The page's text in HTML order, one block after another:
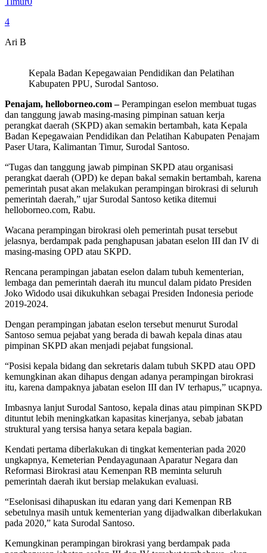
4
Ari B
Kepala Badan Kepegawaian Pendidikan dan Pelatihan
Kabupaten PPU, Surodal Santoso.
Penajam, helloborneo.com –Perampingan eselon membuat tugas
dan tanggung jawab masing-masing pimpinan satuan kerja
perangkat daerah (SKPD) akan semakin bertambah, kata Kepala
Badan Kepegawaian Pendidikan dan Pelatihan Kabupaten Penajam
Paser Utara, Kalimantan Timur, Surodal Santoso.
“Tugas dan tanggung jawab pimpinan SKPD atau organisasi
perangkat daerah (OPD) ke depan bakal semakin bertambah, karena
pemerintah pusat akan melakukan perampingan birokrasi di seluruh
pemerintah daerah,” ujar Surodal Santoso ketika ditemui
helloborneo.com, Rabu.
Wacana perampingan birokrasi oleh pemerintah pusat tersebut
jelasnya, berdampak pada penghapusan jabatan eselon III dan IV di
masing-masing OPD atau SKPD.
Rencana perampingan jabatan eselon dalam tubuh kementerian,
lembaga dan pemerintah daerah itu muncul dalam pidato Presiden
Joko Widodo usai dikukuhkan sebagai Presiden Indonesia periode
2019-2024.
Dengan perampingan jabatan eselon tersebut menurut Surodal
Santoso semua pejabat yang berada di bawah kepala dinas atau
pimpinan SKPD akan menjadi pejabat fungsional.
“Posisi kepala bidang dan sekretaris dalam tubuh SKPD atau OPD
kemungkinan akan dihapus dengan adanya perampingan birokrasi
itu, karena dampaknya jabatan eselon III dan IV terhapus,” ucapnya.
Imbasnya lanjut Surodal Santoso, kepala dinas atau pimpinan SKPD
dituntut lebih meningkatkan kapasitas kinerjanya, sebab jabatan
struktural yang tersisa hanya setara kepala bagian.
Kendati pertama diberlakukan di tingkat kementerian pada 2020
ungkapnya, Kemeterian Pendayagunaan Aparatur Negara dan
Reformasi Birokrasi atau Kemenpan RB meminta seluruh
pemerintah daerah ikut bersiap melakukan evaluasi.
“Eselonisasi dihapuskan itu edaran yang dari Kemenpan RB
sebetulnya masih untuk kementerian yang dijadwalkan diberlakukan
pada 2020,” kata Surodal Santoso.
Kemungkinan perampingan birokrasi yang berdampak pada